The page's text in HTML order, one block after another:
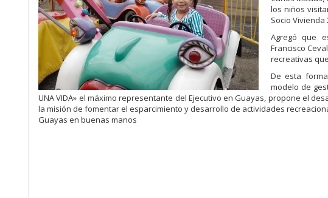
los niños
Socio
Agregó que
Francisco
recreativas
De esta
modelo de
UNA VIDA» el máximo representante del Ejecutivo en Guayas, propone el
la misión de fomentar el esparcimiento y desarrollo de actividades
Guayas en buenas manos